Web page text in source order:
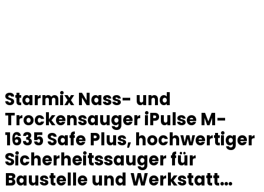
Starmix Nass- und
Trockensauger iPulse M-
1635 Safe Plus, hochwertiger
Sicherheitssauger für
Baustelle und Werkstatt…